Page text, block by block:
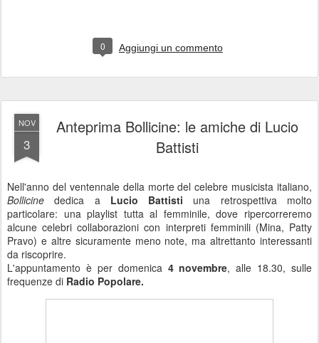
0 Aggiungi un commento
NOV
3
Anteprima Bollicine: le amiche di Lucio
Battisti
Nell'anno del ventennale della morte del celebre musicista italiano,
Bollicine dedica a Lucio Battisti una retrospettiva molto
particolare: una playlist tutta al femminile, dove ripercorreremo
alcune celebri collaborazioni con interpreti femminili (Mina, Patty
Pravo) e altre sicuramente meno note, ma altrettanto interessanti
da riscoprire.
L'appuntamento è per domenica 4 novembre, alle 18.30, sulle
frequenze di Radio Popolare.